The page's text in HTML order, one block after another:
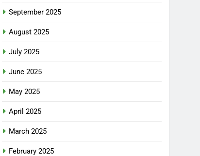
September 2025
August 2025
July 2025
June 2025
May 2025
April 2025
March 2025
February 2025